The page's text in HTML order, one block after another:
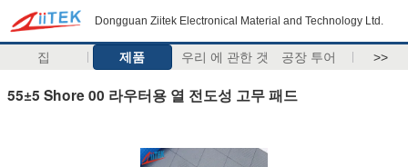
Dongguan Ziitek Electronical Material and Technology Ltd.
집 제품 우리 에 관한 것 공장 투어 >>
55±5 Shore 00 라우터용 열 전도성 고무 패드